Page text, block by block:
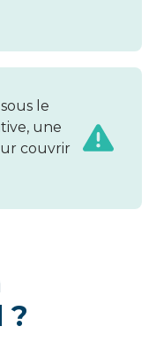
le
une
couvrir
?